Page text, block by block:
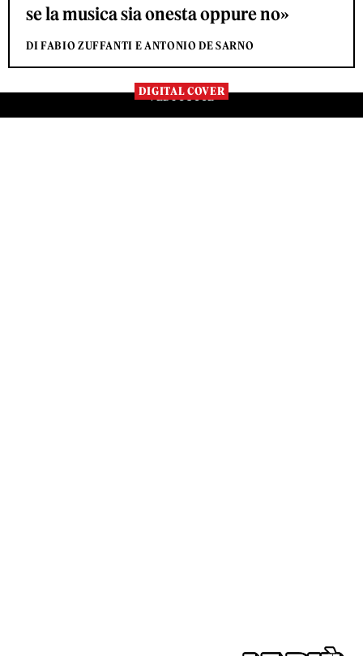
se la musica sia onesta oppure no»
DI FABIO ZUFFANTI E ANTONIO DE SARNO
DIGITAL COVER
VEDI TUTTE